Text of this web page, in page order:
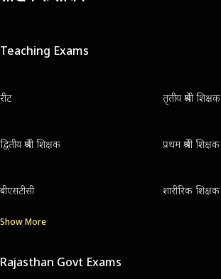
Teaching Exams
रीट तृतीय श्रेणी शिक्षक
द्वितीय श्रेणी शिक्षक प्रथम श्रेणी शिक्षक
बीएसटीसी शारीरिक शिक्षक
Show More
Rajasthan Govt Exams